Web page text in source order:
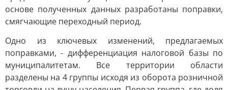
основе полученных данных разработаны поправки,
смягчающие переходный период.
Одно из ключевых изменений, предлагаемых
поправками, - дифференциация налоговой базы по
муниципалитетам. Все территории области
разделены на 4 группы исходя из оборота розничной